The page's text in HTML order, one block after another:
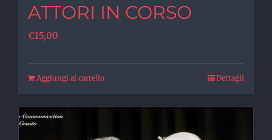
ATTORI IN CORSO
€15,00
Aggiungi al carrello Dettagli